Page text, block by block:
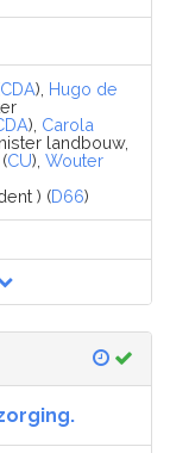
CDA), Hugo de
), Carola
landbouw,
CU), Wouter
) (D66)